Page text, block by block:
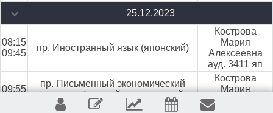
25.12.2023
08:15
09:45
пр. Иностранный язык (японский)
Кострова
Мария
Алексеевна
ауд. 3411 яп
09:55
пр. Письменный экономический
перевод (первый иностранный
(японский) язык)
Кострова
Мария
Алексеевна
ауд. 3411 яп